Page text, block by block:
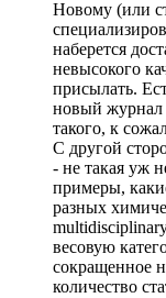
Новому (или
наберется
невысокого
присылать.
новый журнал
такого, к
С другой
- не такая уж
примеры,
разных
весовую
сокращенное
количество